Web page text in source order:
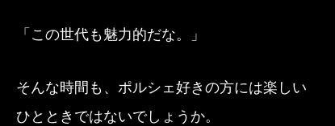
「この世代も魅力的だな。」
そんな時間も、ポルシェ好きの方には楽しい
ひとときではないでしょうか。